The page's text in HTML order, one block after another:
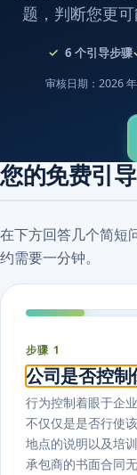
题，判断您更
6 个引导步骤
审核日期：2026
您的免费引
在下方回答几个简
约需要一分钟。
步骤 1
公司是否控
行为控制着眼于企
不仅仅是是否行使
地点的说明以及培
承包商的书面合同